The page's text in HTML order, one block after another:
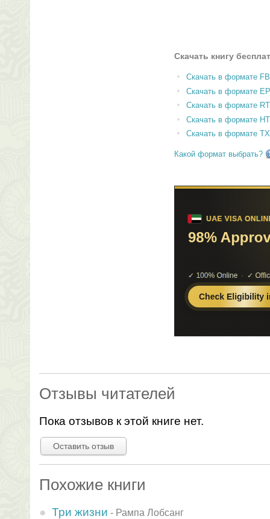
Скачать книгу
Скачать в формате
Скачать в формате
Скачать в формате
Скачать в формате
Скачать в формате
Какой формат выбрать?
Отзывы читателей
Пока отзывов к этой книге нет.
Оставить отзыв
Похожие книги
Три жизни - Рампа Лобсанг